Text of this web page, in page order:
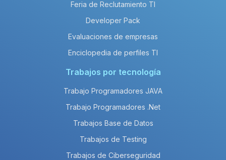
Feria de Reclutamiento TI
Developer Pack
Evaluaciones de empresas
Enciclopedia de perfiles TI
Trabajos por tecnología
Trabajo Programadores JAVA
Trabajo Programadores .Net
Trabajos Base de Datos
Trabajos de Testing
Trabajos de Ciberseguridad